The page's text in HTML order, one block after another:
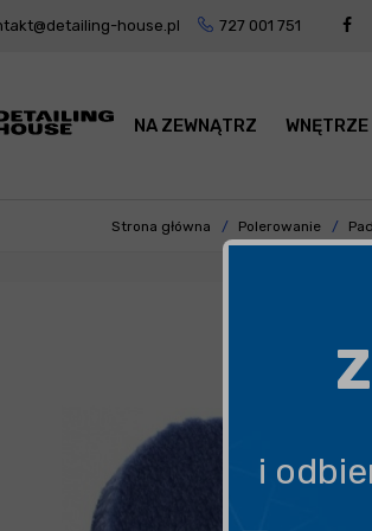
house.pl 727 001 751
NA ZEWNĄTRZ WNĘTRZE
Strona główna Polerowanie
i